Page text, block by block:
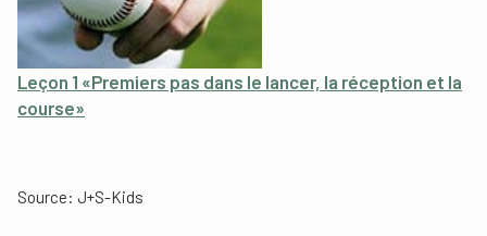
Leçon 1 «Premiers pas dans le lancer, la réception et la
course»
Source: J+S-Kids